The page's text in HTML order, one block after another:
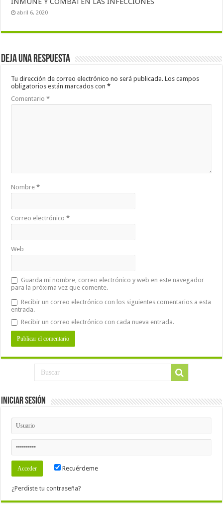
abril 6, 2020
Deja una respuesta
Tu dirección de correo electrónico no será publicada. Los campos
obligatorios están marcados con*
Comentario*
Nombre*
Correo electrónico*
Web
Guarda mi nombre, correo electrónico y web en este navegador
para la próxima vez que comente.
Recibir un correo electrónico con los siguientes comentarios a esta
entrada.
Recibir un correo electrónico con cada nueva entrada.
Iniciar Sesión
Recuérdeme
¿Perdiste tu contraseña?